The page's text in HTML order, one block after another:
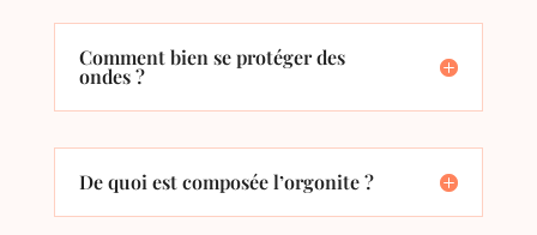
Comment bien se protéger des
ondes ?
De quoi est composée l’orgonite ?